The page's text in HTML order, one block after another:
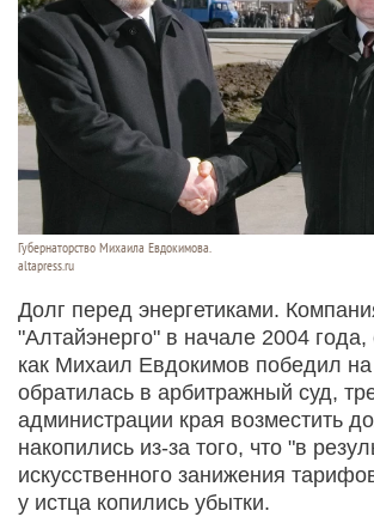
Губернаторство Михаила Евдокимова.
altapress.ru
Долг перед энергетиками.
"Алтайэнерго" в начале 2004
как Михаил Евдокимов победил
обратилась в арбитражный суд,
администрации края возместить
накопились из-за того, что "в
искусственного занижения
у истца копились убытки.